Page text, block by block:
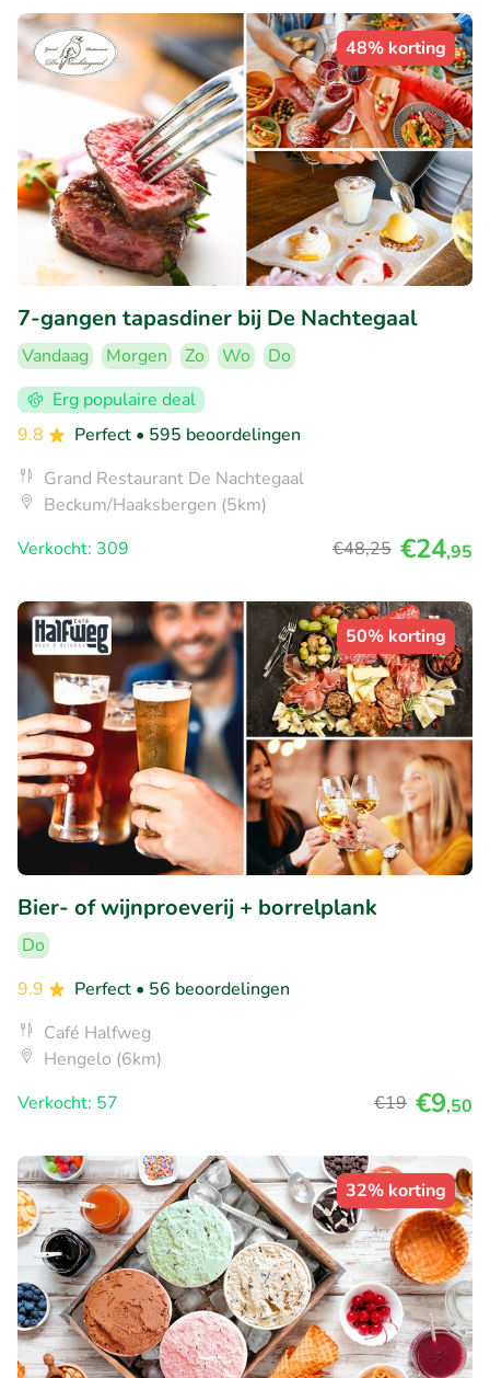
48% korting
7-gangen tapasdiner bij De Nachtegaal
Vandaag Morgen Zo Wo
Do
Erg populaire deal
9.8
Perfect • 595 beoordelingen
Grand Restaurant De Nachtegaal
Beckum/Haaksbergen (5km)
Verkocht: 309
€48,25 €24,95
50% korting
Bier- of wijnproeverij + borrelplank
Do
9.9
Perfect • 56 beoordelingen
Café Halfweg
Hengelo (6km)
Verkocht: 57
€19 €9,50
32% korting